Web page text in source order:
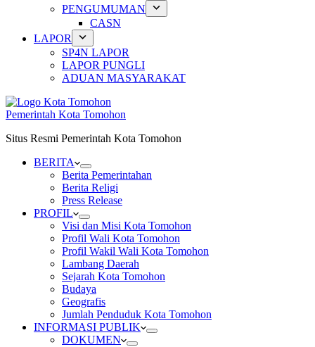
PENGUMUMAN
CASN
LAPOR
SP4N LAPOR
LAPOR PUNGLI
ADUAN MASYARAKAT
Pemerintah Kota Tomohon
Situs Resmi Pemerintah Kota Tomohon
BERITA
Berita Pemerintahan
Berita Religi
Press Release
PROFIL
Visi dan Misi Kota Tomohon
Profil Wali Kota Tomohon
Profil Wakil Wali Kota Tomohon
Lambang Daerah
Sejarah Kota Tomohon
Budaya
Geografis
Jumlah Penduduk Kota Tomohon
INFORMASI PUBLIK
DOKUMEN